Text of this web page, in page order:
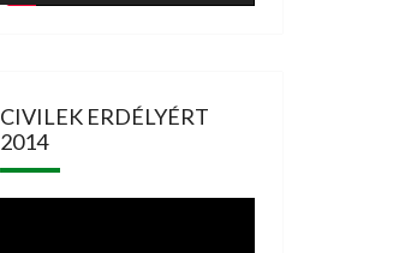
CIVILEK ERDÉLYÉRT
2014